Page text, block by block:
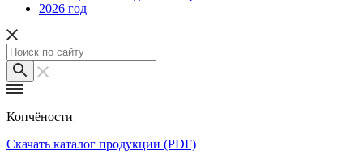
2026 год
Копчёности
Скачать каталог продукции (PDF)